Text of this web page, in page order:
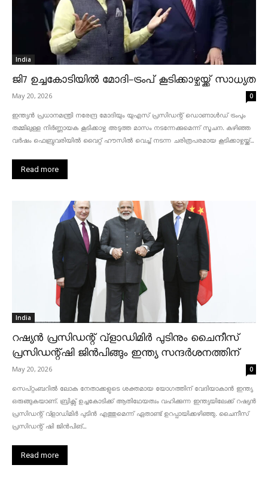
India
ജി7 ഉച്ചകോടിയിൽ മോദി-ട്രംപ് കൂടിക്കാഴ്ചയ്ക്ക് സാധ്യത
May 20, 2026 0
ഇന്ത്യൻ പ്രധാനമന്ത്രി നരേന്ദ്ര മോദിയും യുഎസ് പ്രസിഡന്റ് ഡൊണാൾഡ് ട്രംപും
തമ്മിലുള്ള നിർണ്ണായക കൂടിക്കാഴ്ച അടുത്ത മാസം നടന്നേക്കുമെന്ന് സൂചന. കഴിഞ്ഞ
വർഷം ഫെബ്രുവരിയിൽ വൈറ്റ് ഹൗസിൽ വെച്ച് നടന്ന ചരിത്രപരമായ കൂടിക്കാഴ്ചയ്ക്ക്...
Read more
India
റഷ്യൻ പ്രസിഡന്റ് വ്‌ളാഡിമിർ പുടിനും ചൈനീസ്
പ്രസിഡന്റ്ഷി ജിൻപിങ്ങും ഇന്ത്യ സന്ദർശനത്തിന്
May 20, 2026 0
സെപ്റ്റംബറിൽ ലോക നേതാക്കളുടെ ശക്തമായ യോഗത്തിന് വേദിയാകാൻ ഇന്ത്യ
ഒരുങ്ങുകയാണ്. ബ്രിക്സ് ഉച്ചകോടിക്ക് ആതിഥേയത്വം വഹിക്കുന്ന ഇന്ത്യയിലേക്ക് റഷ്യൻ
പ്രസിഡന്റ് വ്‌ളാഡിമിർ പുടിൻ എത്തുമെന്ന് ഏതാണ്ട് ഉറപ്പായിക്കഴിഞ്ഞു. ചൈനീസ്
പ്രസിഡന്റ് ഷി ജിൻപിങ്...
Read more